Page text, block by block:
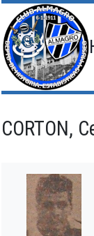
Saltar
al
contenido
CORTON,